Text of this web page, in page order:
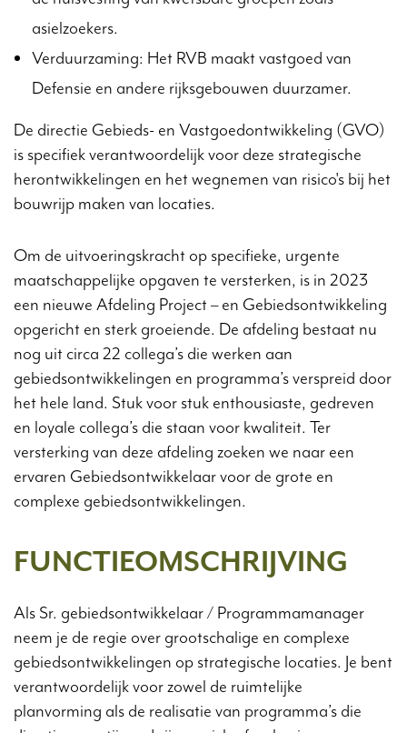
asielzoekers.
Verduurzaming: Het RVB maakt vastgoed van
Defensie en andere rijksgebouwen duurzamer.
De directie Gebieds- en Vastgoedontwikkeling (GVO)
is specifiek verantwoordelijk voor deze strategische
herontwikkelingen en het wegnemen van risico's bij het
bouwrijp maken van locaties.
Om de uitvoeringskracht op specifieke, urgente
maatschappelijke opgaven te versterken, is in 2023
een nieuwe Afdeling Project – en Gebiedsontwikkeling
opgericht en sterk groeiende. De afdeling bestaat nu
nog uit circa 22 collega’s die werken aan
gebiedsontwikkelingen en programma’s verspreid door
het hele land. Stuk voor stuk enthousiaste, gedreven
en loyale collega’s die staan voor kwaliteit. Ter
versterking van deze afdeling zoeken we naar een
ervaren Gebiedsontwikkelaar voor de grote en
complexe gebiedsontwikkelingen.
FUNCTIEOMSCHRIJVING
Als Sr. gebiedsontwikkelaar / Programmamanager
neem je de regie over grootschalige en complexe
gebiedsontwikkelingen op strategische locaties. Je bent
verantwoordelijk voor zowel de ruimtelijke
planvorming als de realisatie van programma’s die